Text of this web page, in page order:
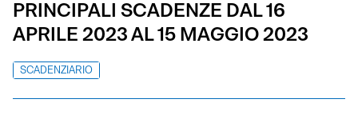
PRINCIPALI SCADENZE DAL 16
APRILE 2023 AL 15 MAGGIO 2023
SCADENZIARIO